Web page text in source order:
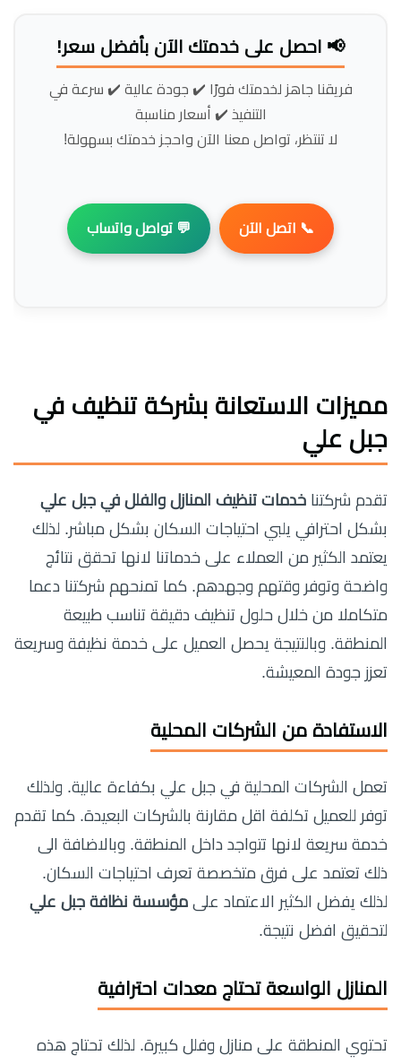
📢 احصل على خدمتك الآن بأفضل سعر!
فريقنا جاهز لخدمتك فورًا ✔️ جودة عالية ✔️ سرعة في
التنفيذ ✔️ أسعار مناسبة
لا تنتظر، تواصل معنا الآن واحجز خدمتك بسهولة!
📞 اتصل الآن 💬 تواصل واتساب
مميزات الاستعانة بشركة تنظيف في
جبل علي
تقدم شركتنا خدمات تنظيف المنازل والفلل في جبل علي
بشكل احترافي يلبي احتياجات السكان بشكل مباشر. لذلك
يعتمد الكثير من العملاء على خدماتنا لانها تحقق نتائج
واضحة وتوفر وقتهم وجهدهم. كما تمنحهم شركتنا دعما
متكاملا من خلال حلول تنظيف دقيقة تناسب طبيعة
المنطقة. وبالنتيجة يحصل العميل على خدمة نظيفة وسريعة
تعزز جودة المعيشة.
الاستفادة من الشركات المحلية
تعمل الشركات المحلية في جبل علي بكفاءة عالية. ولذلك
توفر للعميل تكلفة اقل مقارنة بالشركات البعيدة. كما تقدم
خدمة سريعة لانها تتواجد داخل المنطقة. وبالاضافة الى
ذلك تعتمد على فرق متخصصة تعرف احتياجات السكان.
لذلك يفضل الكثير الاعتماد على مؤسسة نظافة جبل علي
لتحقيق افضل نتيجة.
المنازل الواسعة تحتاج معدات احترافية
تحتوي المنطقة على منازل وفلل كبيرة. لذلك تحتاج هذه